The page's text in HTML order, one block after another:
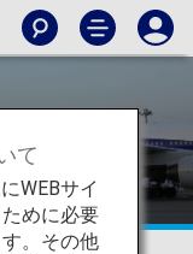
て
WEBサイ
めに必要
。その他